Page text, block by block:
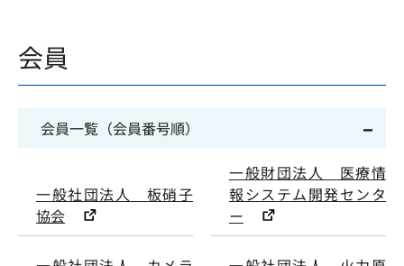
会員
会員一覧（会員番号順）
一般社団法人 板硝子
協会
一般財団法人 医療情
報システム開発センタ
ー